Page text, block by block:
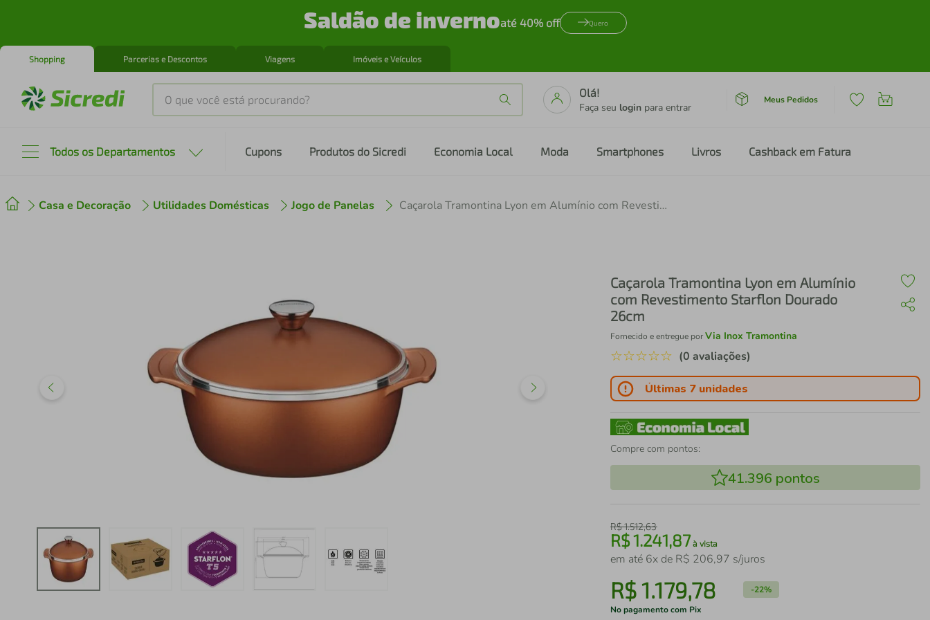
Saldão de invernoaté 40% off Quero
Shopping Parcerias e Descontos Viagens Imóveis e Veículos
O que você está procurando?
Olá!
Faça seu login para entrar
Meus Pedidos
Todos os Departamentos Cupons Produtos do Sicredi Economia Local Moda Smartphones Livros Cashback em Fatura
Casa e Decoração Utilidades Domésticas Jogo de Panelas Caçarola Tramontina Lyon em Alumínio com Revestimento Starflon Dourado 26cm
Caçarola Tramontina Lyon em Alumínio
com Revestimento Starflon Dourado
26cm
Fornecido e entregue porVia Inox Tramontina
☆☆☆☆☆ (0 avaliações)
Últimas 7 unidades
Compre com pontos:
41.396 pontos
R$1.512,63
R$1.241,87à vista
em até 6x de R$ 206,97 s/juros
R$1.179,78 -22%
No pagamento com Pix
º cafeteira